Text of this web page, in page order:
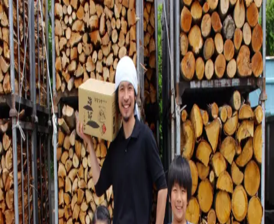
金七商店
お客様に、
きちんとお届けするために。
ただいま、オンラインショップを整えております。
販売再開のお知らせは、公式LINEでお届けします。
公式LINEに登録する
ご注文などのお問い合わせ
ご注文や商品については、下記よりご連絡ください。
公式サイトhttp://kaneshichi.co.jp/ 電話0993-72-1894メー
ルinfo@kaneshichi.co.jp